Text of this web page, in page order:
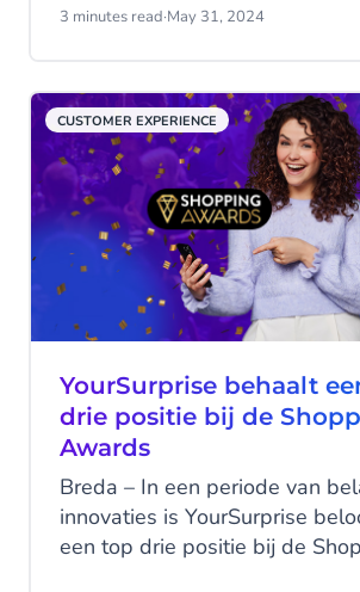
niveau te tillen. Hedon krijgt
zo een leidende rol te nemen
poppodia wereld.
3 minutes read·May 31, 2024
CUSTOMER EXPERIENCE
YourSurprise behaalt
drie positie bij de
Awards
Breda – In een periode van
innovaties is YourSurprise
een top drie positie bij de